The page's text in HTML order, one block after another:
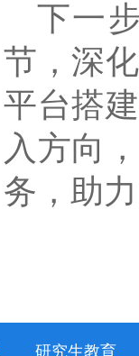
下一
节，深
平台搭
入方向
务，助
研究生教育